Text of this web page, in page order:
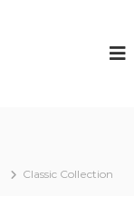
Classic Collection